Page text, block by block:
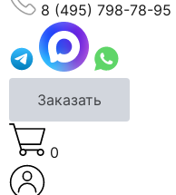
8 (495) 798-78-95
Заказать
0